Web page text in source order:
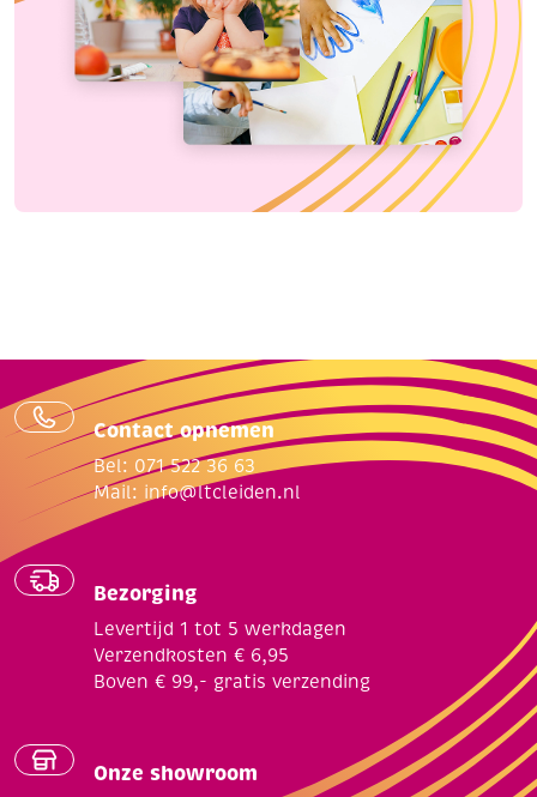
Contact opnemen
Bel: 071 522 36 63
Mail: info@ltcleiden.nl
Bezorging
Levertijd 1 tot 5 werkdagen
Verzendkosten € 6,95
Boven € 99,- gratis verzending
Onze showroom